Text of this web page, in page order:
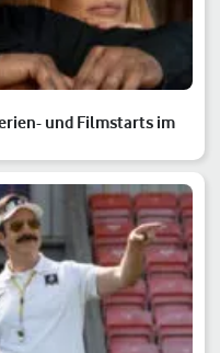
und Filmstarts im